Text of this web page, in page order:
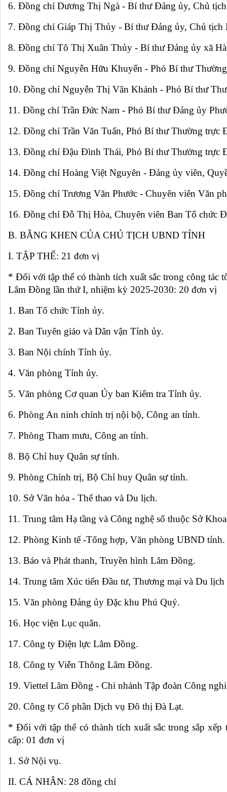
6. Đồng chí Dương Thị Ngà - Bí thư Đảng ủy, Chủ
7. Đồng chí Giáp Thị Thủy - Bí thư Đảng ủy, Chủ tịch
8. Đồng chí Tô Thị Xuân Thủy - Bí thư Đảng ủy xã
9. Đồng chí Nguyễn Hữu Khuyến - Phó Bí thư
10. Đồng chí Nguyễn Thị Vân Khánh - Phó Bí thư
11. Đồng chí Trần Đức Nam - Phó Bí thư Đảng ủy
12. Đồng chí Trần Văn Tuấn, Phó Bí thư Thường trực
13. Đồng chí Đậu Đình Thái, Phó Bí thư Thường trực
14. Đồng chí Hoàng Việt Nguyên - Đảng ủy viên,
15. Đồng chí Trương Văn Phước - Chuyên viên Văn
16. Đồng chí Đỗ Thị Hòa, Chuyên viên Ban Tổ chức
B. BẰNG KHEN CỦA CHỦ TỊCH UBND TỈNH
I. TẬP THỂ: 21 đơn vị
* Đối với tập thể có thành tích xuất sắc trong công tác
Lâm Đồng lần thứ I, nhiệm kỳ 2025-2030: 20 đơn vị
1. Ban Tổ chức Tỉnh ủy.
2. Ban Tuyên giáo và Dân vận Tỉnh ủy.
3. Ban Nội chính Tỉnh ủy.
4. Văn phòng Tỉnh ủy.
5. Văn phòng Cơ quan Ủy ban Kiểm tra Tỉnh ủy.
6. Phòng An ninh chính trị nội bộ, Công an tỉnh.
7. Phòng Tham mưu, Công an tỉnh.
8. Bộ Chỉ huy Quân sự tỉnh.
9. Phòng Chính trị, Bộ Chỉ huy Quân sự tỉnh.
10. Sở Văn hóa - Thể thao và Du lịch.
11. Trung tâm Hạ tầng và Công nghệ số thuộc Sở
12. Phòng Kinh tế -Tổng hợp, Văn phòng UBND tỉnh.
13. Báo và Phát thanh, Truyền hình Lâm Đồng.
14. Trung tâm Xúc tiến Đầu tư, Thương mại và Du
15. Văn phòng Đảng ủy Đặc khu Phú Quý.
16. Học viện Lục quân.
17. Công ty Điện lực Lâm Đồng.
18. Công ty Viễn Thông Lâm Đồng.
19. Viettel Lâm Đồng - Chi nhánh Tập đoàn Công
20. Công ty Cổ phần Dịch vụ Đô thị Đà Lạt.
* Đối với tập thể có thành tích xuất sắc trong sắp
cấp: 01 đơn vị
1. Sở Nội vụ.
II. CÁ NHÂN: 28 đồng chí